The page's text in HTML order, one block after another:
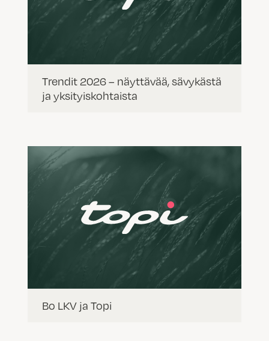
Trendit 2026 – näyttävää, sävykästä
ja yksityiskohtaista
Bo LKV ja Topi